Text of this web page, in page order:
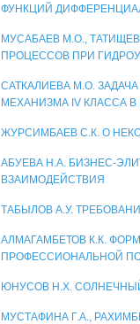
ФУНКЦИЙ
МУСАБАЕВ М.О.,
ПРОЦЕССОВ ПРИ
САТКАЛИЕВА М.О.
МЕХАНИЗМА IV КЛАССА
ЖУРСИМБАЕВ С.К. О
АБУЕВА Н.А. БИЗНЕС-
ВЗАИМОДЕЙСТВИЯ
ТАБЫЛОВ А.У.
АЛМАГАМБЕТОВ К.К.
ПРОФЕССИОНАЛЬНОЙ
ЮНУСОВ Н.Х.
МУСТАФИНА Г.А.,